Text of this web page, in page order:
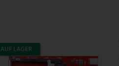
AUF LAGER